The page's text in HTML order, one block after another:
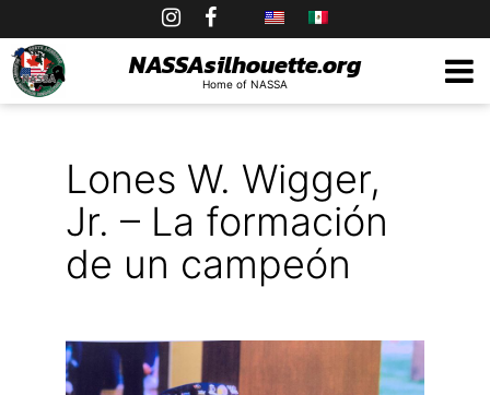
to
content
NASSAsilhouette.org
Home of NASSA
Lones W. Wigger,
Jr. – La formación
de un campeón